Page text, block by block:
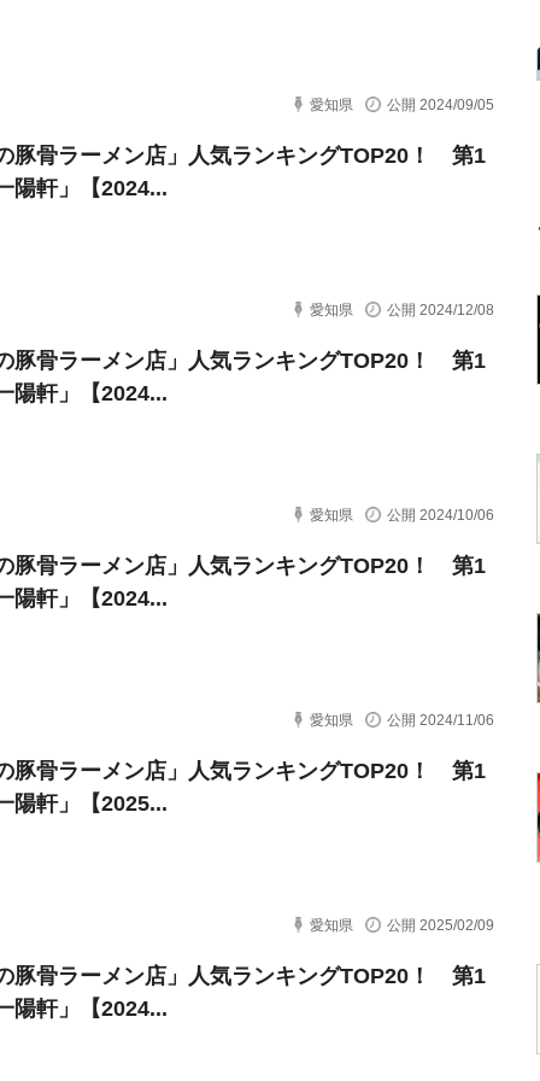
愛知県 公開 2024/09/05
豚骨ラーメン店」人気ランキングTOP20！ 第1
陽軒」【2024...
愛知県 公開 2024/12/08
豚骨ラーメン店」人気ランキングTOP20！ 第1
陽軒」【2024...
愛知県 公開 2024/10/06
豚骨ラーメン店」人気ランキングTOP20！ 第1
陽軒」【2024...
愛知県 公開 2024/11/06
豚骨ラーメン店」人気ランキングTOP20！ 第1
陽軒」【2025...
愛知県 公開 2025/02/09
豚骨ラーメン店」人気ランキングTOP20！ 第1
陽軒」【2024...